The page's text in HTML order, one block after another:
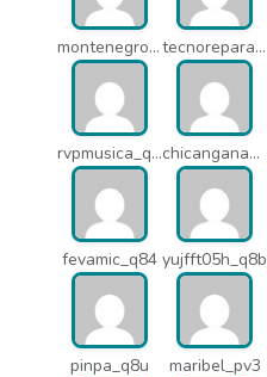
montenegroasesores1975_q7b tecnoreparacionesmedellin_q7c
rvpmusica_q7i chicangana01x_q7o
fevamic_q84 yujfft05h_q8b
pinpa_q8u maribel_pv3